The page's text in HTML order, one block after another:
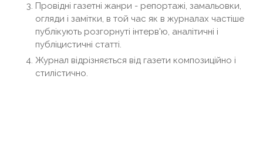
Провідні газетні жанри - репортажі, замальовки,
огляди і замітки, в той час як в журналах частіше
публікують розгорнуті інтерв'ю, аналітичні і
публіцистичні статті.
Журнал відрізняється від газети композиційно і
стилістично.